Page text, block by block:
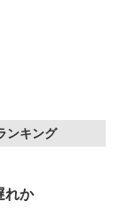
ンキング
れか